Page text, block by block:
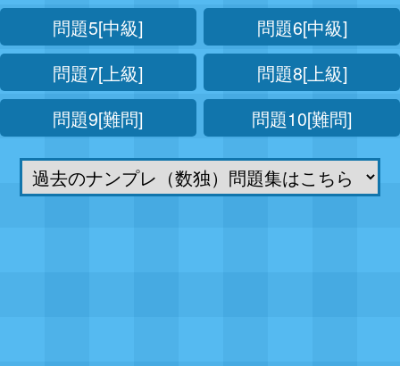
問題5[中級]
問題6[中級]
問題7[上級]
問題8[上級]
問題9[難問]
問題10[難問]